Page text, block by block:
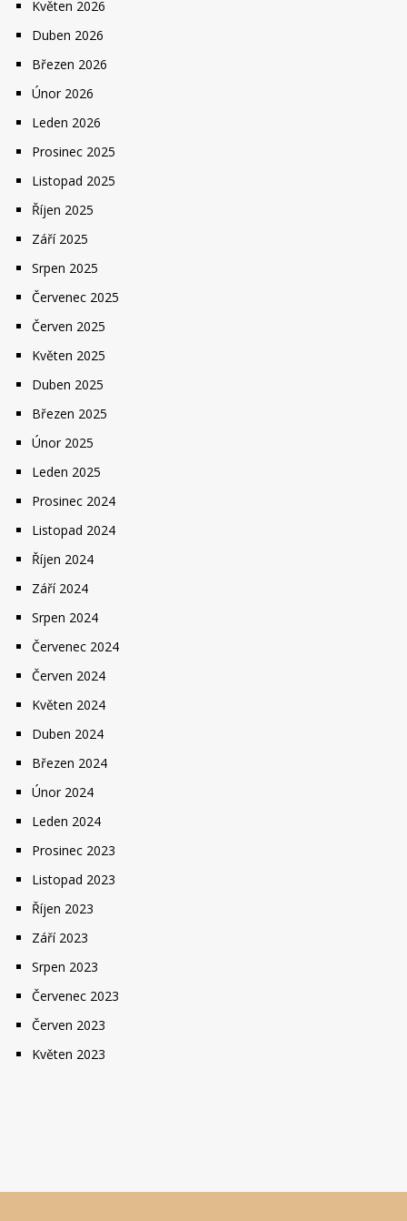
Květen 2026
Duben 2026
Březen 2026
Únor 2026
Leden 2026
Prosinec 2025
Listopad 2025
Říjen 2025
Září 2025
Srpen 2025
Červenec 2025
Červen 2025
Květen 2025
Duben 2025
Březen 2025
Únor 2025
Leden 2025
Prosinec 2024
Listopad 2024
Říjen 2024
Září 2024
Srpen 2024
Červenec 2024
Červen 2024
Květen 2024
Duben 2024
Březen 2024
Únor 2024
Leden 2024
Prosinec 2023
Listopad 2023
Říjen 2023
Září 2023
Srpen 2023
Červenec 2023
Červen 2023
Květen 2023